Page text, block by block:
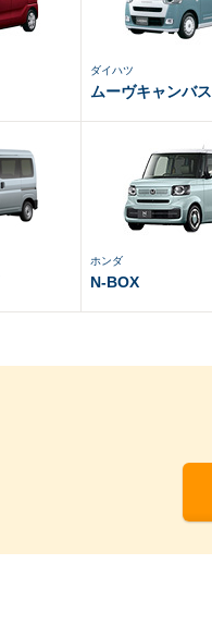
ダイハツ
ムーヴキャンバス
ホンダ
N-BOX